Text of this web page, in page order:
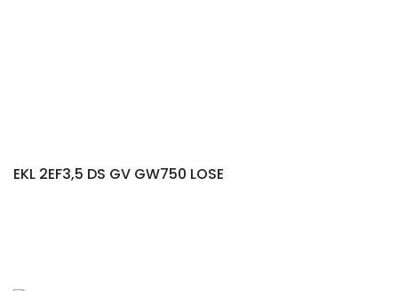
EKL 2EF3,5 DS GV GW750 LOSE